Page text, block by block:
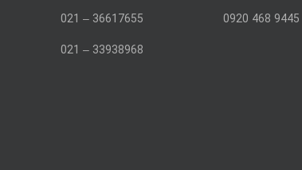
9445 468 0920
36617655 – 021
33938968 – 021